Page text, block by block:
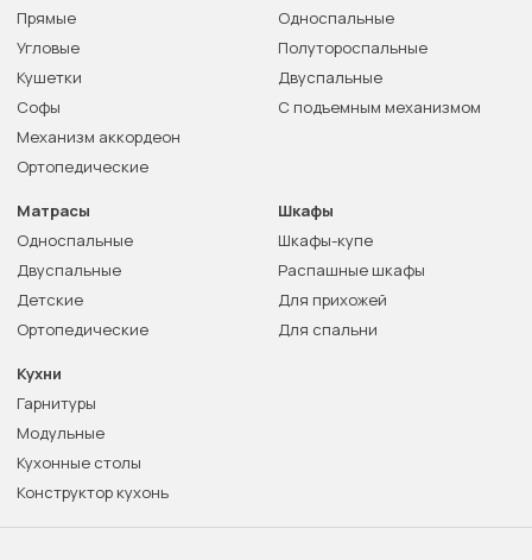
Прямые
Угловые
Кушетки
Софы
Механизм аккордеон
Ортопедические
Односпальные
Полутороспальные
Двуспальные
С подъемным механизмом
Матрасы
Односпальные
Двуспальные
Детские
Ортопедические
Шкафы
Шкафы-купе
Распашные шкафы
Для прихожей
Для спальни
Кухни
Гарнитуры
Модульные
Кухонные столы
Конструктор кухонь